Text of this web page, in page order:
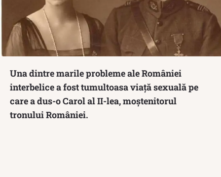
Una dintre marile probleme ale României
interbelice a fost tumultoasa viață sexuală pe
care a dus-o Carol al II-lea, moștenitorul
tronului României.